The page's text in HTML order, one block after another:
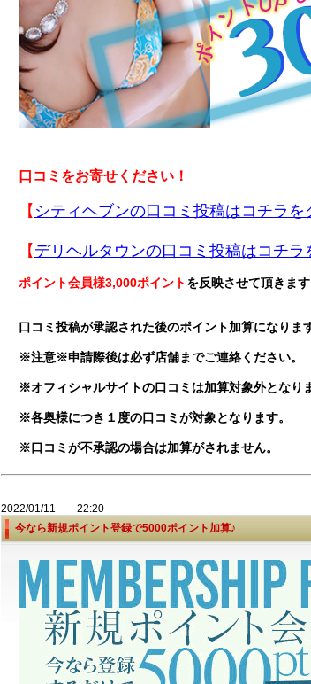
口コミをお寄せください！
【 シティヘブンの口コミ投稿はコチラを
【 デリヘルタウンの口コミ投稿はコチラ
ポイント会員様3,000ポイントを反映させて頂きます
口コミ投稿が承認された後のポイント加算になります
※注意※申請際後は必ず店舗までご連絡ください。
※オフィシャルサイトの口コミは加算対象外となり
※各奥様につき１度の口コミが対象となります。
※口コミが不承認の場合は加算がされません。
2022/01/11 22:20
今なら新規ポイント登録で5000ポイント加算♪